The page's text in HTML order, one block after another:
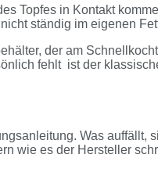
Topfes in Kontakt
ständig im eigenen
der am
fehlt ist der
Was
wie es der Hersteller